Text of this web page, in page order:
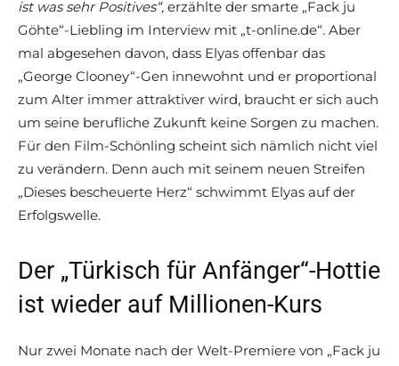
ist was sehr Positives“, erzählte der smarte „Fack ju
Göhte“-Liebling im Interview mit „t-online.de“. Aber
mal abgesehen davon, dass Elyas offenbar das
„George Clooney“-Gen innewohnt und er proportional
zum Alter immer attraktiver wird, braucht er sich auch
um seine berufliche Zukunft keine Sorgen zu machen.
Für den Film-Schönling scheint sich nämlich nicht viel
zu verändern. Denn auch mit seinem neuen Streifen
„Dieses bescheuerte Herz“ schwimmt Elyas auf der
Erfolgswelle.
Der „Türkisch für Anfänger“-Hottie
ist wieder auf Millionen-Kurs
Nur zwei Monate nach der Welt-Premiere von „Fack ju